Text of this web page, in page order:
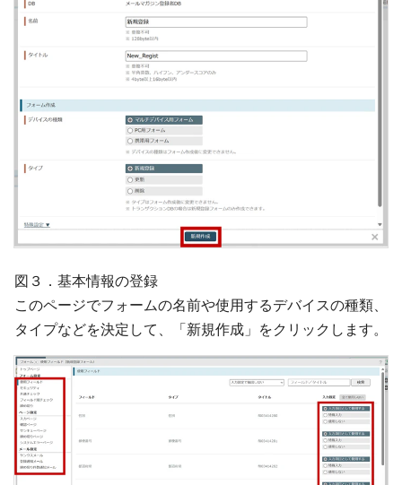
図３．基本情報の登録
このページでフォームの名前や使用するデバイスの種類、
タイプなどを決定して、「新規作成」をクリックします。